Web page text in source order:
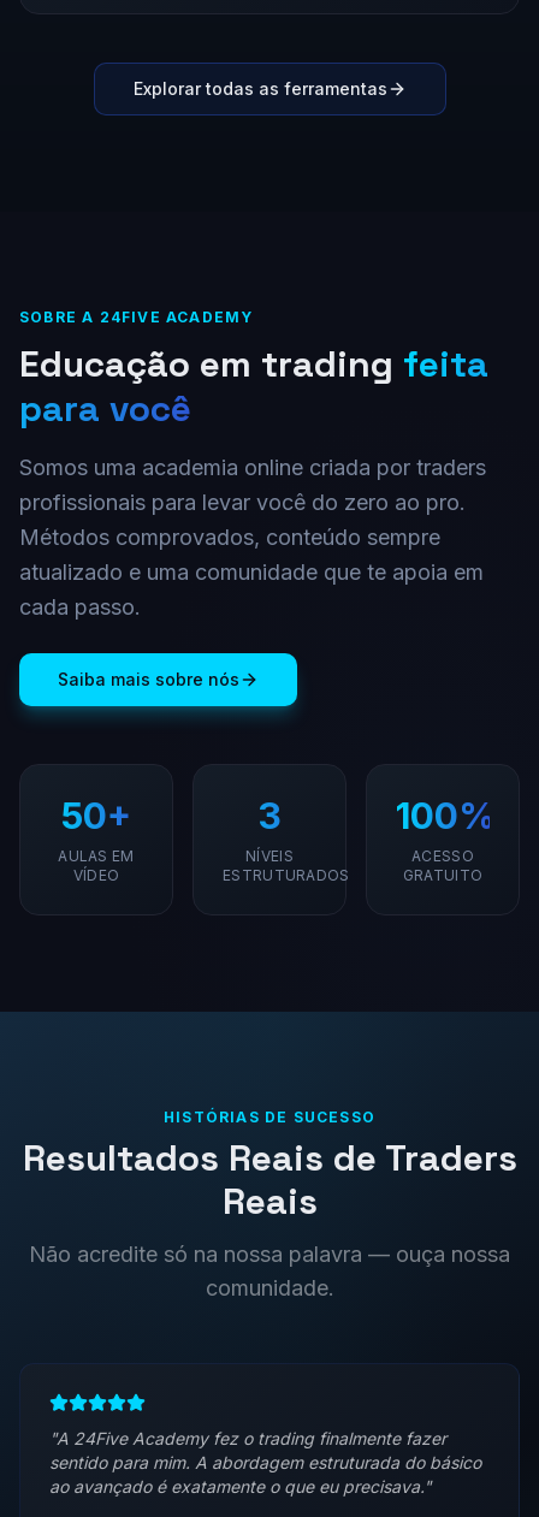
Explorar todas as ferramentas
SOBRE A 24FIVE ACADEMY
Educação em trading feita
para você
Somos uma academia online criada por traders
profissionais para levar você do zero ao pro.
Métodos comprovados, conteúdo sempre
atualizado e uma comunidade que te apoia em
cada passo.
Saiba mais sobre nós
50+
AULAS EM
VÍDEO
3
NÍVEIS
ESTRUTURADOS
100%
ACESSO
GRATUITO
HISTÓRIAS DE SUCESSO
Resultados Reais de Traders
Reais
Não acredite só na nossa palavra — ouça nossa
comunidade.
"A 24Five Academy fez o trading finalmente fazer
sentido para mim. A abordagem estruturada do básico
ao avançado é exatamente o que eu precisava."